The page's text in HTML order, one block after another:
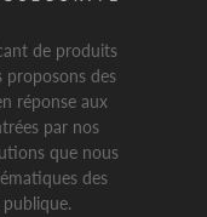
de produits
proposons des
réponse aux
par nos
que nous
des